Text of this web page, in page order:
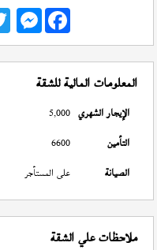
Messenger
المعلومات المالية للشقة
الإيجار الشهري 5,000
التأمين
6600
الصيانة
على المستأجر
ملاحظات علي الشقة